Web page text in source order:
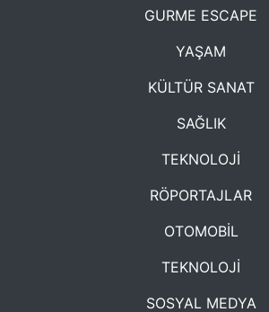
GURME ESCAPE
YAŞAM
KÜLTÜR SANAT
SAĞLIK
TEKNOLOJİ
RÖPORTAJLAR
OTOMOBİL
TEKNOLOJİ
SOSYAL MEDYA